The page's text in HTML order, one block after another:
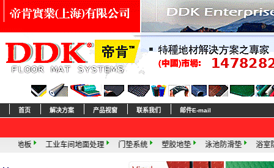
业车间地面处理 门垫系统 塑胶地垫 泳池防滑垫 浴室防滑垫 塑
首页 解决方案 产品视窗 联系我们 邮件E-mail